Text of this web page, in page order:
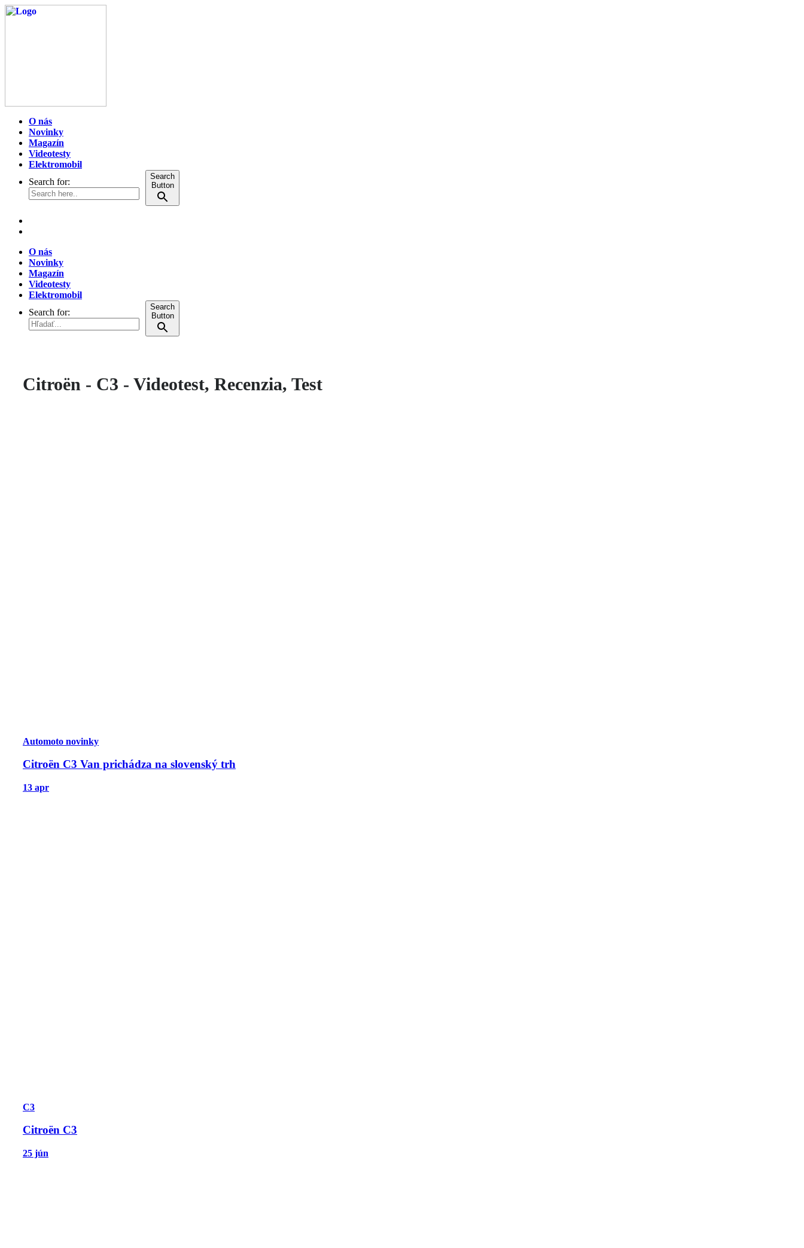
O nás
Novinky
Magazín
Videotesty
Elektromobil
Search for:
Search
Button
O nás
Novinky
Magazín
Videotesty
Elektromobil
Search for:
Search
Button
Citroën - C3 - Videotest, Recenzia, Test
Automoto novinky
Citroën C3 Van prichádza na slovenský trh
13 apr
C3
Citroën C3
25 jún